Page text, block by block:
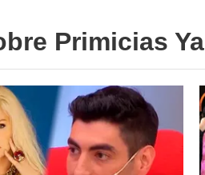
Primicias Ya